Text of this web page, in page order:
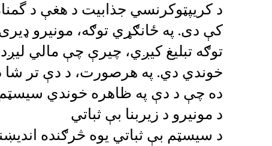
د کریپټوکرنسي جذابیت د هغې د
کې دی. په ځانګړي توګه، مونیرو
توګه تبلیغ کیږي، چیرې چې مالي
خوندي دي. په هرصورت، د دې تر شا د
ده چې د دې په ظاهره خوندي
د مونیرو د زیربنا بې ثباتي
د سیسټم بې ثباتي یوه څرګنده